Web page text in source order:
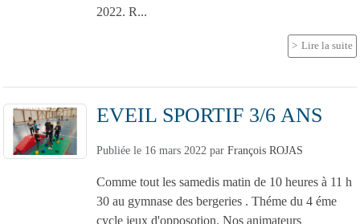
2022. R...
Lire la suite
EVEIL SPORTIF 3/6 ANS
Publiée le 16 mars 2022 par François ROJAS
Comme tout les samedis matin de 10 heures à 11 h
30 au gymnase des bergeries . Théme du 4 éme
cycle jeux d'opposotion. Nos animateurs